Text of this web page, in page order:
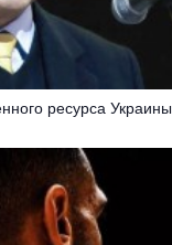
ресурса Украины